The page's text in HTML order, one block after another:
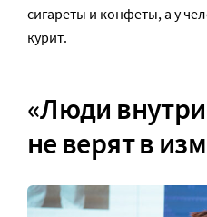
сигареты и конфеты, а у
курит.
«Люди
не верят в